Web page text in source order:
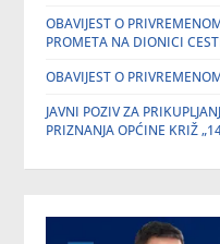
OBAVIJEST O
PROMETA NA DIONICI
OBAVIJEST O
JAVNI POZIV ZA
PRIZNANJA OPĆINE KRIŽ